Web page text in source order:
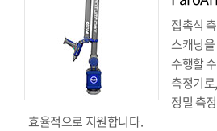
접촉식
스캐닝
수행할
측정기
정밀 측
효율적으로 지원합니다.